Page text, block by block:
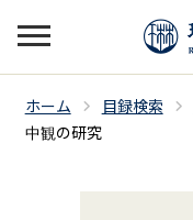
ホーム 目録検索
中観の研究